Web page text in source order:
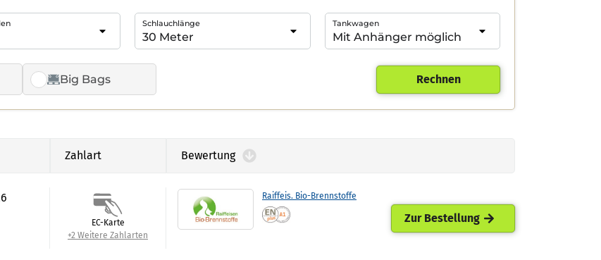
Big Bags
Schlauchlänge Tankwagen
Rechnen
Zahlart Bewertung
Raiffeis. Bio-Brennstoffe
EC-Karte
+2 Weitere Zahlarten
Zur Bestellung